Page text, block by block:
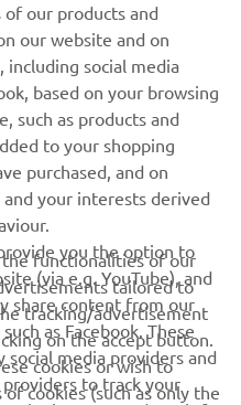
recente oferte, evenimente
our products and
our website and on
social media
based on your browsing
such as products and
to your shopping
purchased, and on
your interests derived
you the option to
(via e.g. YouTube), and
share content from our
as Facebook. These
media providers and
to track your
functionalities of our
tailored to
tracking/advertisement
on the accept button.
cookies or wish to
cookies (such as only the